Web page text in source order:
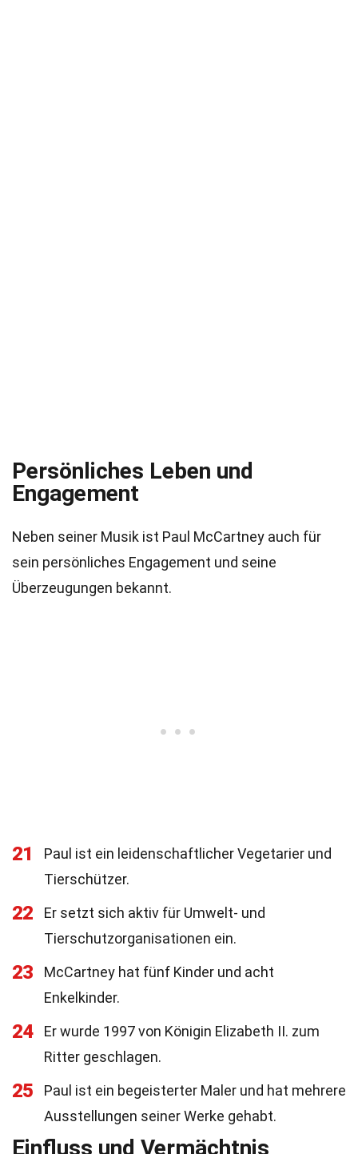
Persönliches Leben und
Engagement
Neben seiner Musik ist Paul McCartney auch für
sein persönliches Engagement und seine
Überzeugungen bekannt.
21
Paul ist ein leidenschaftlicher Vegetarier und
Tierschützer.
22
Er setzt sich aktiv für Umwelt- und
Tierschutzorganisationen ein.
23
McCartney hat fünf Kinder und acht
Enkelkinder.
24
Er wurde 1997 von Königin Elizabeth II. zum
Ritter geschlagen.
25
Paul ist ein begeisterter Maler und hat mehrere
Ausstellungen seiner Werke gehabt.
Einfluss und Vermächtnis